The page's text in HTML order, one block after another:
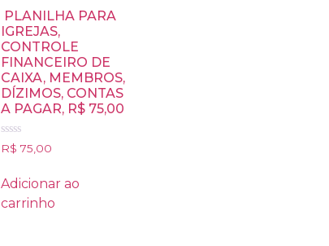
PLANILHA PARA
IGREJAS,
CONTROLE
FINANCEIRO DE
CAIXA, MEMBROS,
DÍZIMOS, CONTAS
A PAGAR, R$ 75,00
Avaliação
0
5
R$ 75,00
Adicionar ao
carrinho